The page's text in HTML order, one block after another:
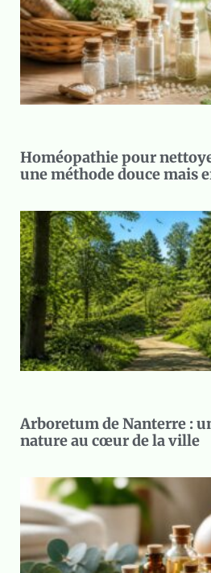
Homéopathie pour
une méthode douce mais
Arboretum de Nanterre :
nature au cœur de la ville